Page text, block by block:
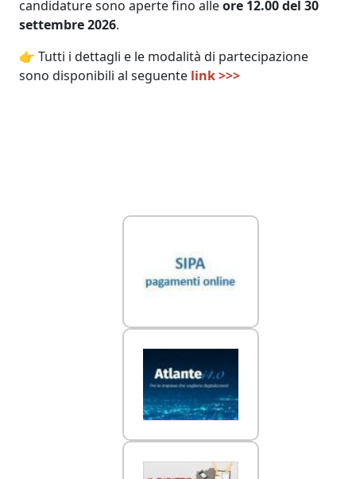
candidature sono aperte fino alleore 12.00 del 30
settembre 2026.
👉 Tutti i dettagli e le modalità di partecipazione
sono disponibili al seguente link >>>